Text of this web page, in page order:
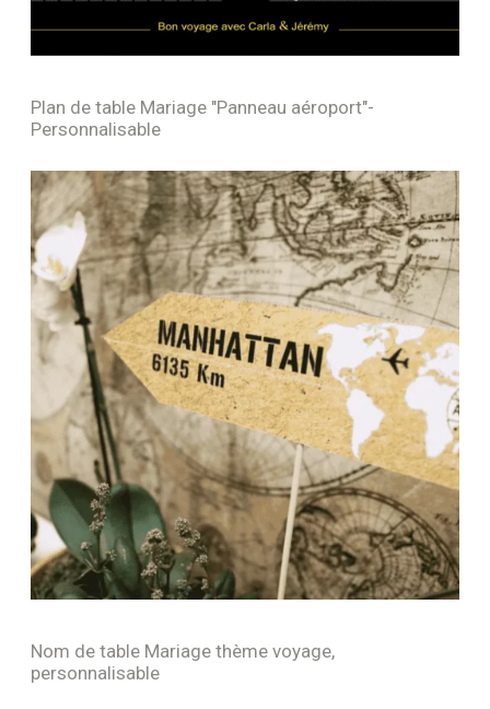
Plan de table Mariage "Panneau aéroport"-
Personnalisable
Nom de table Mariage thème voyage,
personnalisable